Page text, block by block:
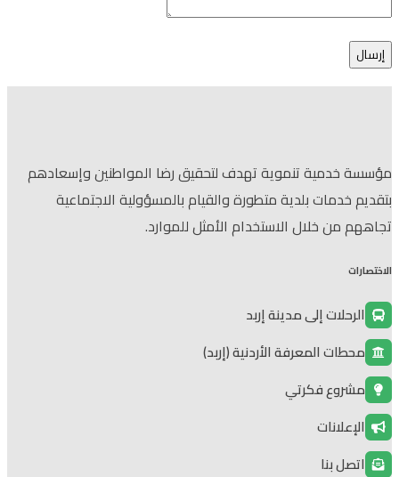
مؤسسة خدمية تنموية تهدف لتحقيق رضا المواطنين وإسعادهم
بتقديم خدمات بلدية متطورة والقيام بالمسؤولية الاجتماعية
تجاههم من خلال الاستخدام الأمثل للموارد.
الاختصارات
الرحلات إلى مدينة إربد
محطات المعرفة الأردنية (إربد)
مشروع فكرتي
الإعلانات
اتصل بنا